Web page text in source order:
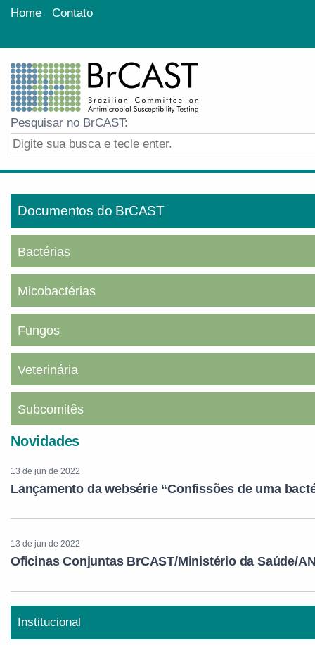
Home Contato
Pesquisar no BrCAST:
Documentos do BrCAST
Bactérias
Micobactérias
Fungos
Veterinária
Subcomitês
Novidades
13 de jun de 2022
Lançamento da websérie “Confissões de uma
13 de jun de 2022
Oficinas Conjuntas BrCAST/Ministério da Saúde/
Institucional